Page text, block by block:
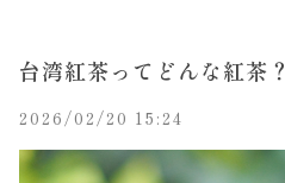
台湾紅茶ってどんな紅茶？
2026/02/20 15:24